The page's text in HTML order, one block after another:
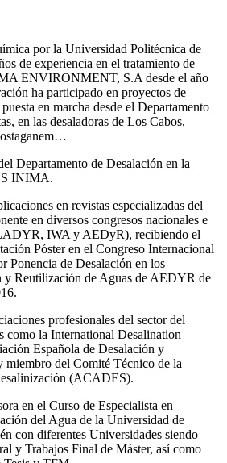
por la Universidad Politécnica de
de experiencia en el tratamiento de
ENVIRONMENT, S.A desde el año
ha participado en proyectos de
en marcha desde el Departamento
en las desaladoras de Los Cabos,
Departamento de Desalación en la
INIMA.
en revistas especializadas del
en diversos congresos nacionales e
IWA y AEDyR), recibiendo el
Póster en el Congreso Internacional
Ponencia de Desalación en los
y Reutilización de Aguas de AEDYR de
profesionales del sector del
como la International Desalination
Española de Desalación y
del Comité Técnico de la
(ACADES).
en el Curso de Especialista en
del Agua de la Universidad de
con diferentes Universidades siendo
y Trabajos Final de Máster, así como